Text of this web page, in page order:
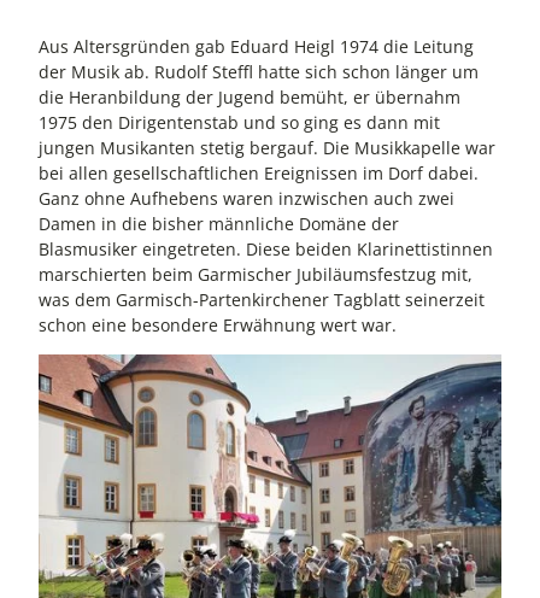
Aus Altersgründen gab Eduard Heigl 1974 die Leitung
der Musik ab. Rudolf Steffl hatte sich schon länger um
die Heranbildung der Jugend bemüht, er übernahm
1975 den Dirigentenstab und so ging es dann mit
jungen Musikanten stetig bergauf. Die Musikkapelle war
bei allen gesellschaftlichen Ereignissen im Dorf dabei.
Ganz ohne Aufhebens waren inzwischen auch zwei
Damen in die bisher männliche Domäne der
Blasmusiker eingetreten. Diese beiden Klarinettistinnen
marschierten beim Garmischer Jubiläumsfestzug mit,
was dem Garmisch-Partenkirchener Tagblatt seinerzeit
schon eine besondere Erwähnung wert war.